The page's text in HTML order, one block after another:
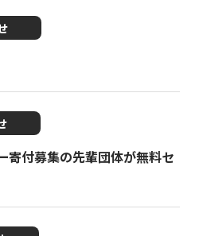
寄付募集の先輩団体が無料セ